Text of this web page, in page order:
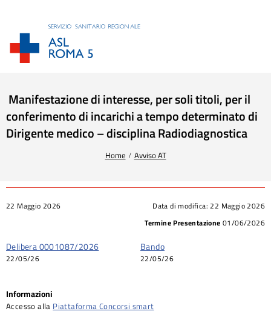
Manifestazione di interesse, per soli titoli, per il
conferimento di incarichi a tempo determinato di
Dirigente medico – disciplina Radiodiagnostica
Home Avviso AT
Data di modifica:22 Maggio 2026
22 Maggio 2026
Termine Presentazione 01/06/2026
Delibera 0001087/2026
22/05/26
Bando
22/05/26
Informazioni
Accesso alla Piattaforma Concorsi smart